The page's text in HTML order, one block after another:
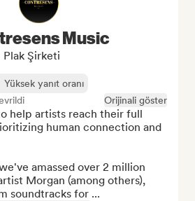
Music
Plak Şirketi
Yüksek yanıt oranı
Orijinali göster
help artists reach their full
human connection and
amassed over 2 million
Morgan (among others),
soundtracks for ...